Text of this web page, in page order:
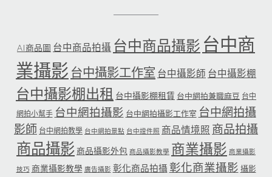
AI商品圖 台中商品拍攝 台中商品攝影 台中商
業攝影 台中攝影工作室 台中攝影師 台中攝影棚
台中攝影棚出租 台中攝影棚租賃 台中網拍兼職麻豆 台中
網拍小幫手 台中網拍攝影 台中網拍攝影工作室 台中網拍攝
影師 台中網拍教學 台中網拍景點 台中證件照 商品情境照 商品拍攝
商品攝影商品攝影外包 商品攝影教學 商業攝影 商業攝影
技巧 商業攝影教學 廣告攝影 彰化商品拍攝 彰化商業攝影 攝影